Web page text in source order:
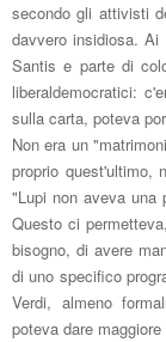
secondo gli attivisti
davvero insidiosa. Ai
Santis e parte di
liberaldemocratici:
sulla carta, poteva
Non era un "ma
proprio quest'ultimo,
"Lupi non aveva una
Questo ci
bisogno, di avere
di uno specifico
Verdi, almeno
poteva dare